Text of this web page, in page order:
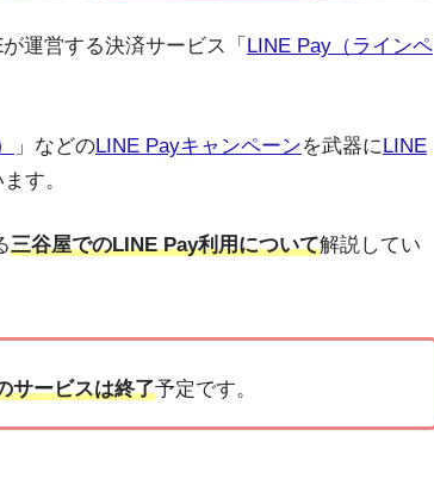
運営する決済サービス「 LINE Pay（ラインペ
」などのLINE Payキャンペーンを武器にLINE
す。
三谷屋でのLINE Pay利用について解説してい
サービスは終了予定です。